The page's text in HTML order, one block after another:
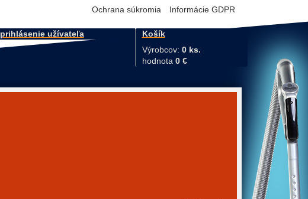
Ochrana súkromia Informácie GDPR
prihlásenie užívateľa
Košík
Výrobcov: 0 ks.
hodnota 0 €